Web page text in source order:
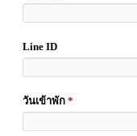
Line ID
วันเข้าพัก *